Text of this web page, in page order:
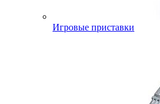
Игровые приставки